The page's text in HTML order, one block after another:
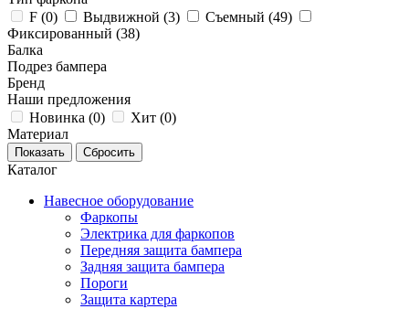
F (0) Выдвижной (3) Съемный (49)
Фиксированный (38)
Балка
Подрез бампера
Бренд
Наши предложения
Новинка (0) Хит (0)
Материал
Каталог
Навесное оборудование
Фаркопы
Электрика для фаркопов
Передняя защита бампера
Задняя защита бампера
Пороги
Защита картера